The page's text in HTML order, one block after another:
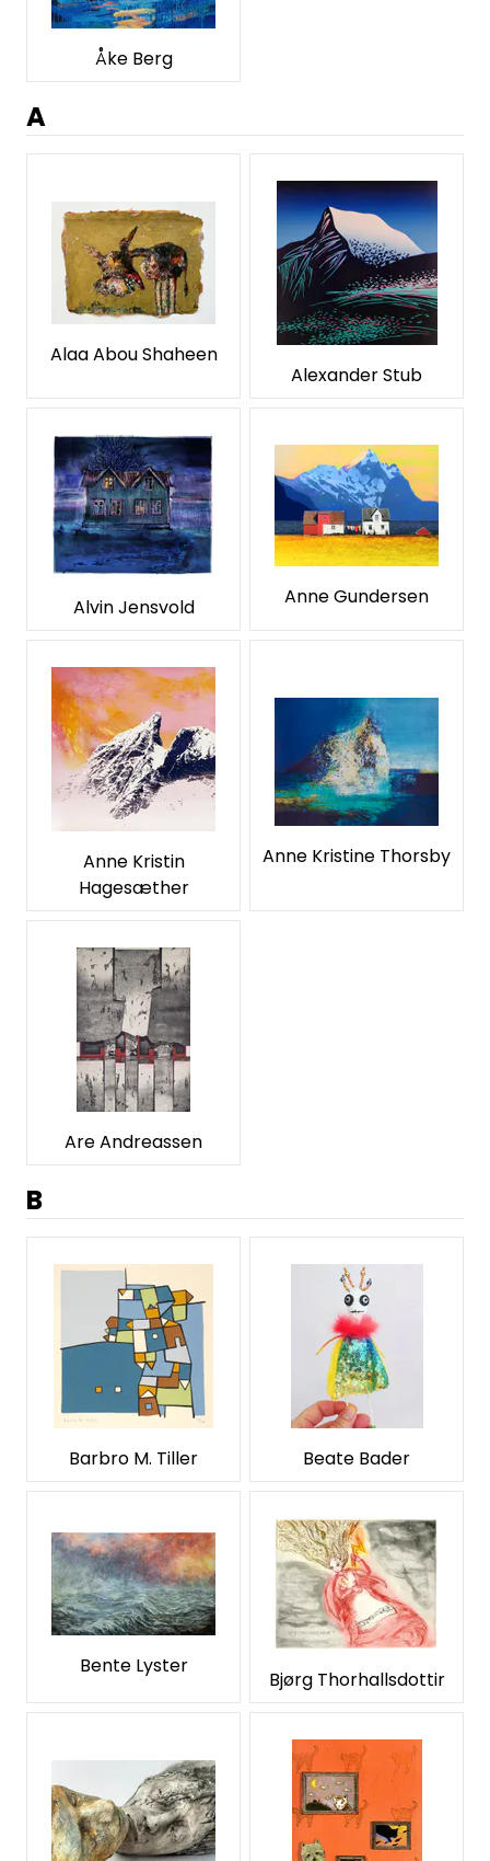
Åke Berg
A
Alaa Abou Shaheen
Alexander Stub
Alvin Jensvold Anne Gundersen
Anne Kristin
Hagesæther
Anne Kristine Thorsby
Are Andreassen
B
Barbro M. Tiller Beate Bader
Bente Lyster
Bjørg Thorhallsdottir